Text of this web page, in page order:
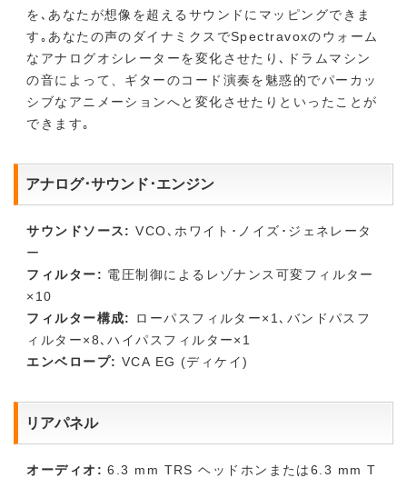
を､あなたが想像を超えるサウンドにマッピングできま
す｡あなたの声のダイナミクスでSpectravoxのウォーム
なアナログオシレーターを変化させたり､ドラムマシン
の音によって、ギターのコード演奏を魅惑的でパーカッ
シブなアニメーションへと変化させたりといったことが
できます｡
アナログ･サウンド･エンジン
サウンドソース: VCO､ホワイト･ノイズ･ジェネレータ
ー
フィルター: 電圧制御によるレゾナンス可変フィルター
×10
フィルター構成:
ローパスフィルター×1､バンドパスフ
ィルター×8､ハイパスフィルター×1
エンベロープ: VCA EG (ディケイ)
リアパネル
オーディオ: 6.3 mm TRS ヘッドホンまたは6.3 mm T